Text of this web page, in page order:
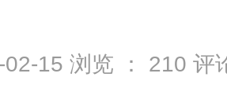
15 浏览 ： 210 评